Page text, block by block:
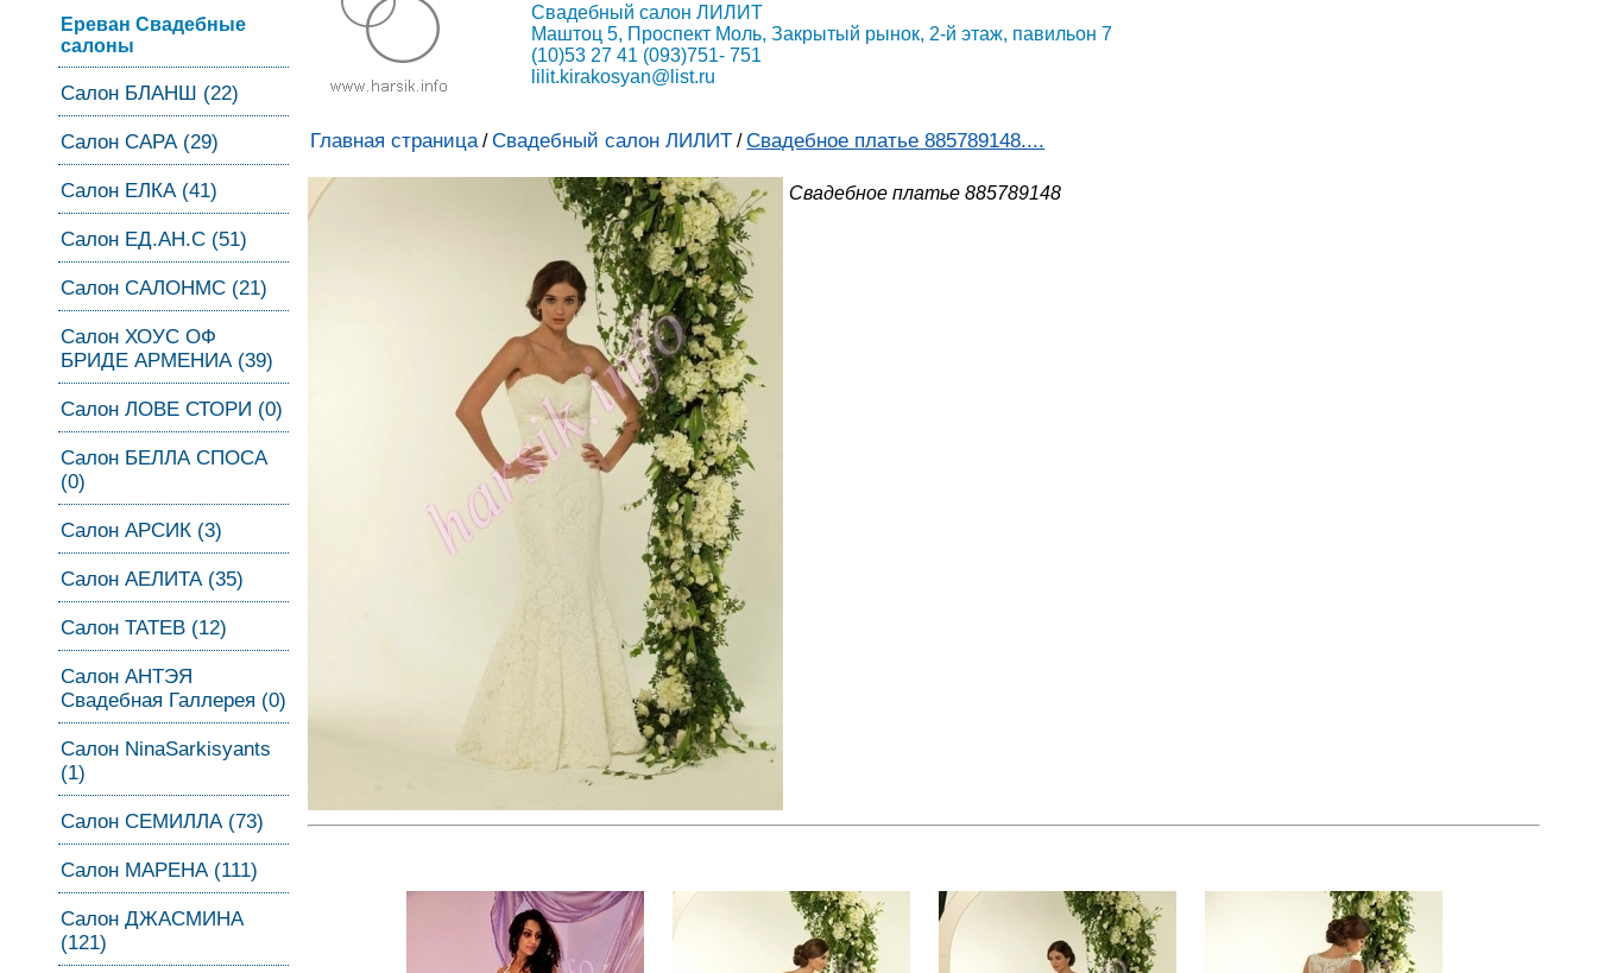
Ереван Свадебные
салоны
Салон БЛАНШ (22)
Салон САРА (29)
Салон ЕЛКА (41)
Салон ЕД.АН.С (51)
Салон САЛОНМС (21)
Салон ХОУС ОФ
БРИДЕ АРМЕНИА (39)
Салон ЛОВЕ СТОРИ (0)
Салон БЕЛЛА СПОСА
(0)
Салон АРСИК (3)
Салон АЕЛИТА (35)
Салон ТАТЕВ (12)
Салон АНТЭЯ
Свадебная Галлерея (0)
Салон NinaSarkisyants
(1)
Салон СЕМИЛЛА (73)
Салон МАРЕНА (111)
Салон ДЖАСМИНА
(121)
Свадебный салон ЛИЛИТ
Маштоц 5, Проспект Моль, Закрытый рынок, 2-й этаж, павильон 7
(10)53 27 41 (093)751- 751
lilit.kirakosyan@list.ru
Главная страница /Свадебный салон ЛИЛИТ /Свадебное платье 885789148....
Свадебное платье 885789148